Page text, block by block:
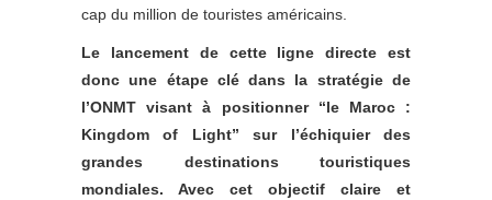
cap du million de touristes américains.
Le lancement de cette ligne directe est
donc une étape clé dans la stratégie de
l’ONMT visant à positionner “le Maroc :
Kingdom of Light” sur l’échiquier des
grandes destinations touristiques
mondiales. Avec cet objectif claire et